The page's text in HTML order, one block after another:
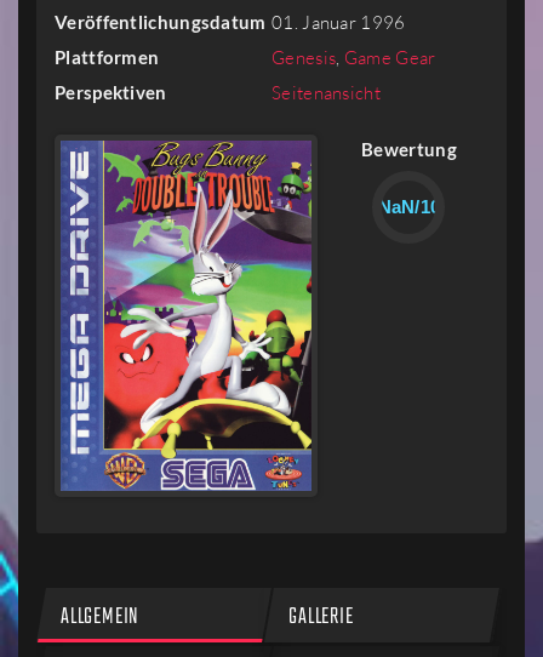
Veröffentlichungsdatum 01. Januar 1996
Plattformen Genesis, Game Gear
Perspektiven Seitenansicht
Bewertung
NaN/10
ALLGEMEIN
GALLERIE